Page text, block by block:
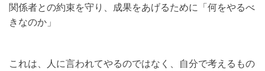
関係者との約束を守り、成果をあげるために「何をやるべ
きなのか」
これは、人に言われてやるのではなく、自分で考えるもの